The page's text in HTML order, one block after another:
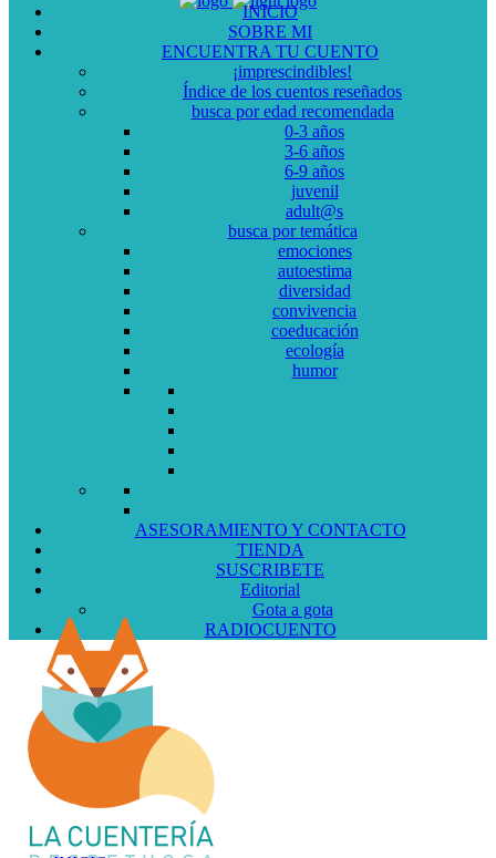
INICIO
SOBRE MI
ENCUENTRA TU CUENTO
¡imprescindibles!
Índice de los cuentos reseñados
busca por edad recomendada
0-3 años
3-6 años
6-9 años
juvenil
adult@s
busca por temática
emociones
autoestima
diversidad
convivencia
coeducación
ecología
humor
ASESORAMIENTO Y CONTACTO
TIENDA
SUSCRIBETE
Editorial
Gota a gota
RADIOCUENTO